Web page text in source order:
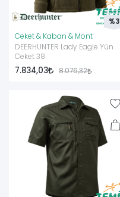
Ceket & Kaban & Mont
DEERHUNTER Lady Eagle Yün
Ceket 38
7.834,03 8.076,32
%3